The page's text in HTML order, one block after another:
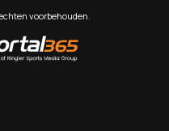
voorbehouden.